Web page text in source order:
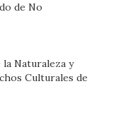
de No
Naturaleza y
Culturales de